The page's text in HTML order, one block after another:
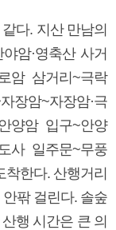
다. 지산 만남의
암·영축산 사거
암 삼거리~극락
장암~자장암·극
양암 입구~안양
사 일주문~무풍
착한다. 산행거리
팎 걸린다. 솔숲
행 시간은 큰 의